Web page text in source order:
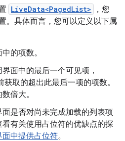
LiveData<PagedList>
，您
。具体而言，您可以定义以下属
的项数。
界面中的最后一个可见项，
获取的超出此最后一项的项数。
倍大。
面是否对尚未完成加载的列表项
有关使用占位符的优缺点的探
面中提供占位符。